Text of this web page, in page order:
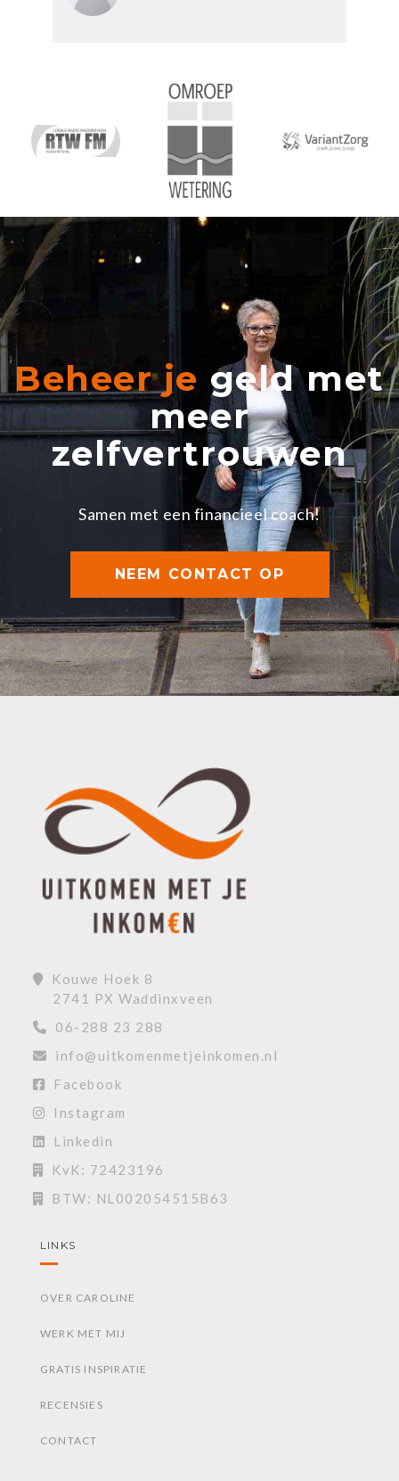
Beheer je geld met
meer
zelfvertrouwen
Samen met een financieel coach!
NEEM CONTACT OP
Kouwe Hoek 8
2741 PX Waddinxveen
06-288 23 288
info@uitkomenmetjeinkomen.nl
Facebook
Instagram
Linkedin
KvK: 72423196
BTW: NL002054515B63
LINKS
OVER CAROLINE
WERK MET MIJ
GRATIS INSPIRATIE
RECENSIES
CONTACT